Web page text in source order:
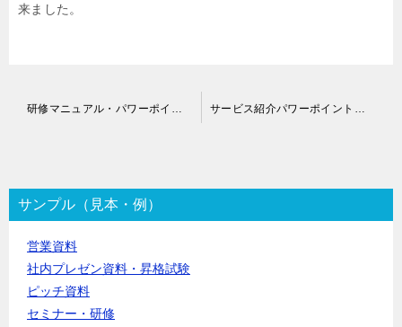
来ました。
ゲ
ー
シ
サンプル（見本・例）
営業資料
社内プレゼン資料・昇格試験
ピッチ資料
セミナー・研修